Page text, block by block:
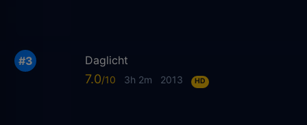
Daglicht
7.0 3h 2m 2013 HD